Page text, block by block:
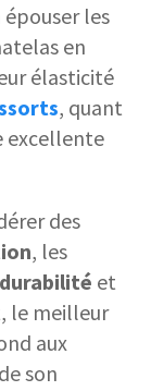
les
en
élasticité
, quant
excellente
des
, les
durabilité et
le meilleur
aux
son